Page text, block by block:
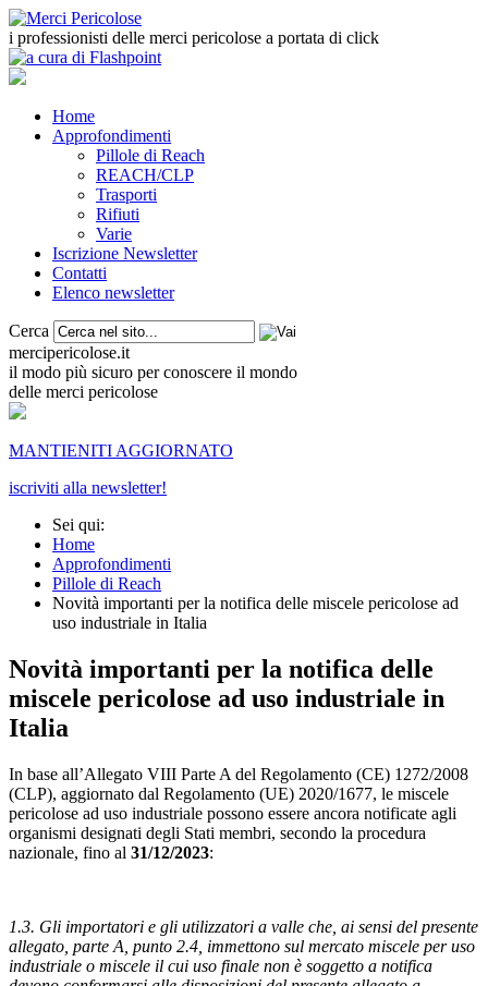
i professionisti delle merci pericolose a portata di click
Home
Approfondimenti
Pillole di Reach
REACH/CLP
Trasporti
Rifiuti
Varie
Iscrizione Newsletter
Contatti
Elenco newsletter
Cerca
mercipericolose.it
il modo più sicuro per conoscere il mondo
delle merci pericolose
MANTIENITI AGGIORNATO
iscriviti alla newsletter!
Sei qui:
Home
Approfondimenti
Pillole di Reach
Novità importanti per la notifica delle miscele pericolose ad
uso industriale in Italia
Novità importanti per la notifica delle
miscele pericolose ad uso industriale in
Italia
In base all’Allegato VIII Parte A del Regolamento (CE) 1272/2008
(CLP), aggiornato dal Regolamento (UE) 2020/1677, le miscele
pericolose ad uso industriale possono essere ancora notificate agli
organismi designati degli Stati membri, secondo la procedura
nazionale, fino al 31/12/2023:
1.3. Gli importatori e gli utilizzatori a valle che, ai sensi del presente
allegato, parte A, punto 2.4, immettono sul mercato miscele per uso
industriale o miscele il cui uso finale non è soggetto a notifica